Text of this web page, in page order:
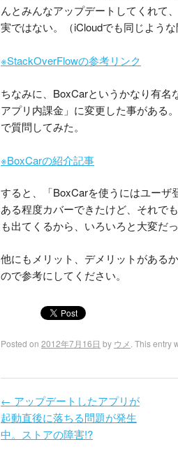
んとみんなアップデートしてくれて
実ではない。（iCloudでも同じよう
※StackOverFlowの参考リンク
ちなみに、BoxCarというかなり有
アプリ内課金」に変更した事がある
で質問してみた。
※BoxCarの紹介記事
すると、「BoxCarを使うにはユーザ
ある程度カバーできたけど、それで
も出てくるから、いろいろと大変だ
他にもメリット、デメリットがある
ので参考にしてください。
Posted on 2012年7月16日 by ウメ . This entry
Post navigation
← アップデートしたアプリが
起動直後に落ちる問題が発生
中。ストアの障害!?